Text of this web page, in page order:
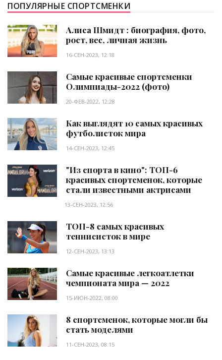
ПОПУЛЯРНЫЕ СПОРТСМЕНКИ
Алиса Шмидт : биография, фото,
рост, вес, личная жизнь
16-СЕН-2023, 12:18
Самые красивые спортсменки
Олимпиады-2022 (фото)
20-ФЕВ-2022, 12:28
Как выглядят 10 самых красивых
футболисток мира
14-СЕН-2023, 12:45
"Из спорта в кино": ТОП-6
красивых спортсменок, которые
стали известными актрисами
13-СЕН-2023, 12:56
ТОП-8 самых красивых
теннисисток в мире
12-СЕН-2023, 13:13
Самые красивые легкоатлетки
чемпионата мира — 2022
15-ИЮН-2022, 08:00
8 спортсменок, которые могли бы
стать моделями
11-СЕН-2023, 08:15